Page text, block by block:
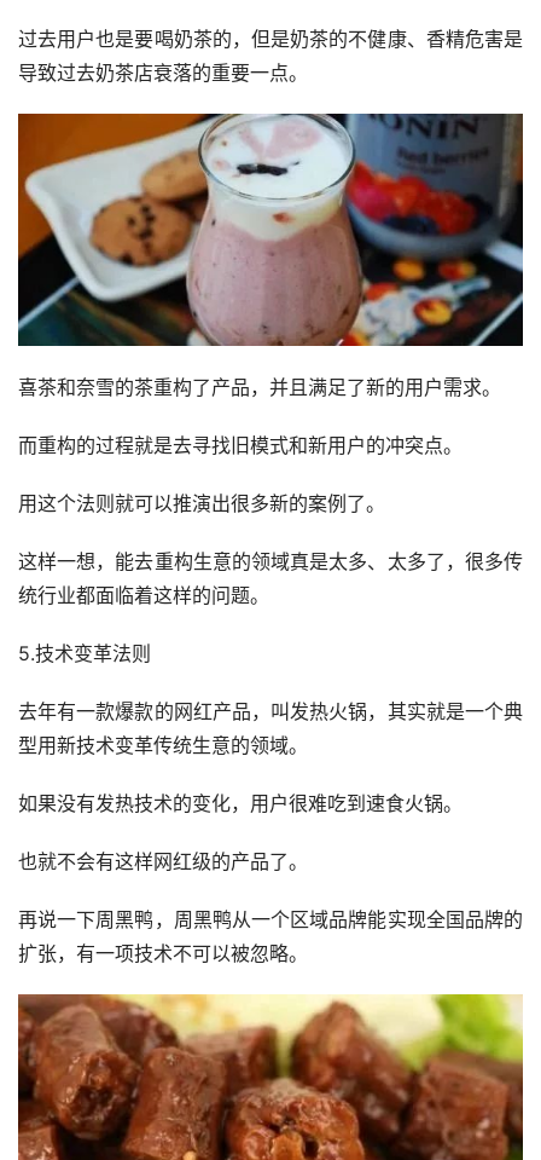
过去用户也是要喝奶茶的，但是奶茶的不健康、香精危害是
导致过去奶茶店衰落的重要一点。
喜茶和奈雪的茶重构了产品，并且满足了新的用户需求。
而重构的过程就是去寻找旧模式和新用户的冲突点。
用这个法则就可以推演出很多新的案例了。
这样一想，能去重构生意的领域真是太多、太多了，很多传
统行业都面临着这样的问题。
5.技术变革法则
去年有一款爆款的网红产品，叫发热火锅，其实就是一个典
型用新技术变革传统生意的领域。
如果没有发热技术的变化，用户很难吃到速食火锅。
也就不会有这样网红级的产品了。
再说一下周黑鸭，周黑鸭从一个区域品牌能实现全国品牌的
扩张，有一项技术不可以被忽略。